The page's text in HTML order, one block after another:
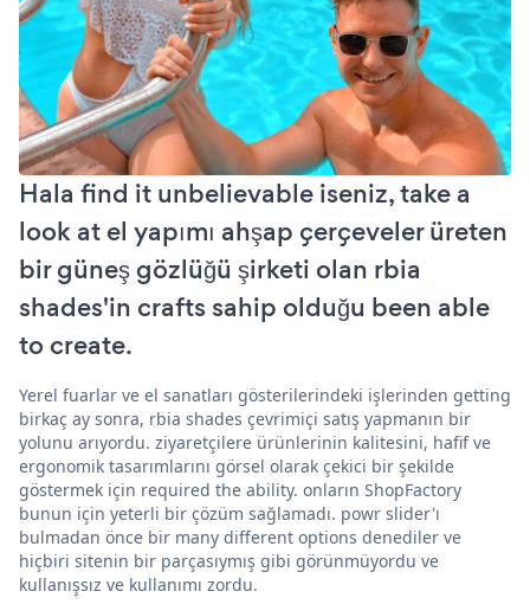
Hala find it unbelievable iseniz, take a
look at el yapımı ahşap çerçeveler üreten
bir güneş gözlüğü şirketi olan rbia
shades'in crafts sahip olduğu been able
to create.
Yerel fuarlar ve el sanatları gösterilerindeki işlerinden getting
birkaç ay sonra, rbia shades çevrimiçi satış yapmanın bir
yolunu arıyordu. ziyaretçilere ürünlerinin kalitesini, hafif ve
ergonomik tasarımlarını görsel olarak çekici bir şekilde
göstermek için required the ability. onların ShopFactory
bunun için yeterli bir çözüm sağlamadı. powr slider'ı
bulmadan önce bir many different options denediler ve
hiçbiri sitenin bir parçasıymış gibi görünmüyordu ve
kullanışsız ve kullanımı zordu.